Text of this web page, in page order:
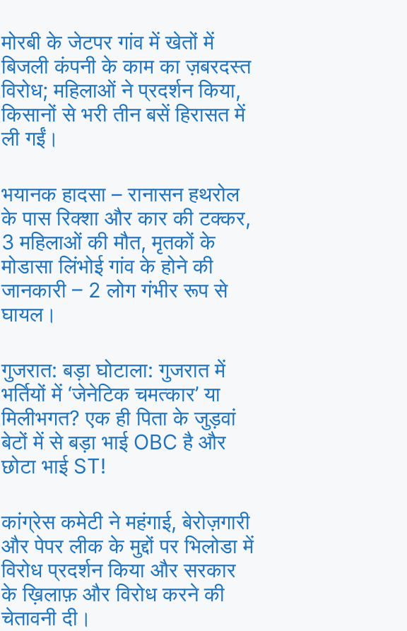
मोरबी के जेटपर गांव में खेतों में
बिजली कंपनी के काम का ज़बरदस्त
विरोध; महिलाओं ने प्रदर्शन किया,
किसानों से भरी तीन बसें हिरासत में
ली गईं।
भयानक हादसा – रानासन हथरोल
के पास रिक्शा और कार की टक्कर,
3 महिलाओं की मौत, मृतकों के
मोडासा लिंभोई गांव के होने की
जानकारी – 2 लोग गंभीर रूप से
घायल।
गुजरात: बड़ा घोटाला: गुजरात में
भर्तियों में ‘जेनेटिक चमत्कार’ या
मिलीभगत? एक ही पिता के जुड़वां
बेटों में से बड़ा भाई OBC है और
छोटा भाई ST!
कांग्रेस कमेटी ने महंगाई, बेरोज़गारी
और पेपर लीक के मुद्दों पर भिलोडा में
विरोध प्रदर्शन किया और सरकार
के ख़िलाफ़ और विरोध करने की
चेतावनी दी।